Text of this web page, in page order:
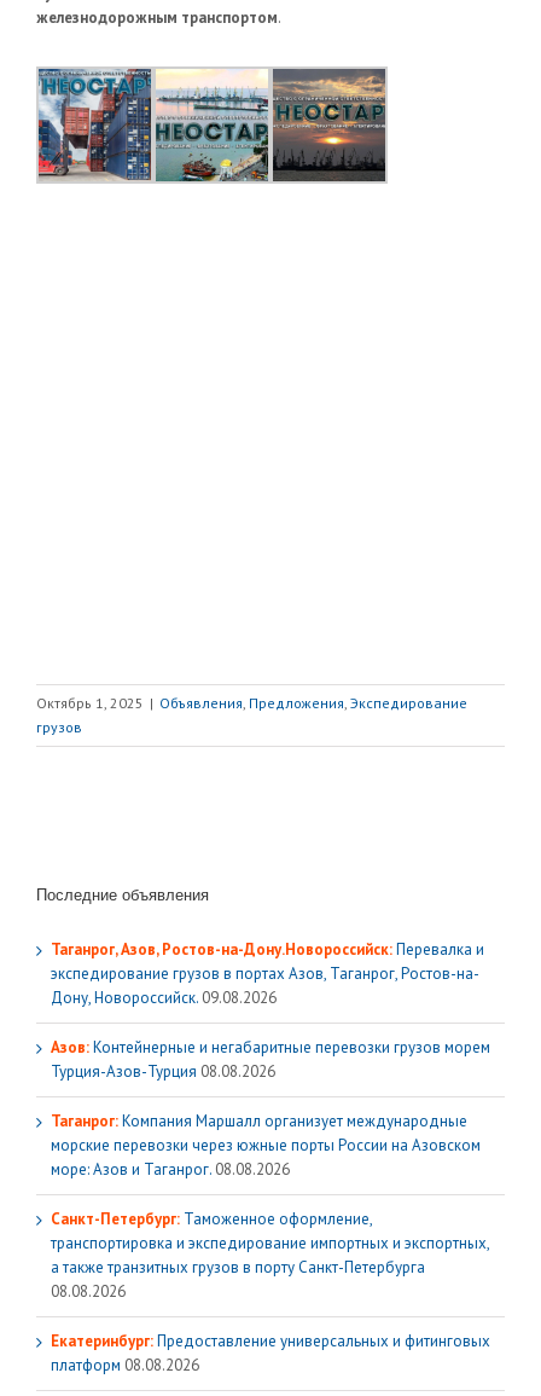
железнодорожным транспортом.
Октябрь 1, 2025 | Объявления Предложения Экспедирование
грузов
Последние объявления
Таганрог, Азов, Ростов-на-Дону.Новороссийск:Перевалка и
экспедирование грузов в портах Азов, Таганрог, Ростов-на-
Дону, Новороссийск. 09.08.2026
Азов:Контейнерные и негабаритные перевозки грузов морем
Турция-Азов-Турция 08.08.2026
Таганрог:Компания Маршалл организует международные
морские перевозки через южные порты России на Азовском
море: Азов и Таганрог. 08.08.2026
Санкт-Петербург: Таможенное оформление,
транспортировка и экспедирование импортных и экспортных,
а также транзитных грузов в порту Санкт-Петербурга
08.08.2026
Екатеринбург:Предоставление универсальных и фитинговых
платформ 08.08.2026